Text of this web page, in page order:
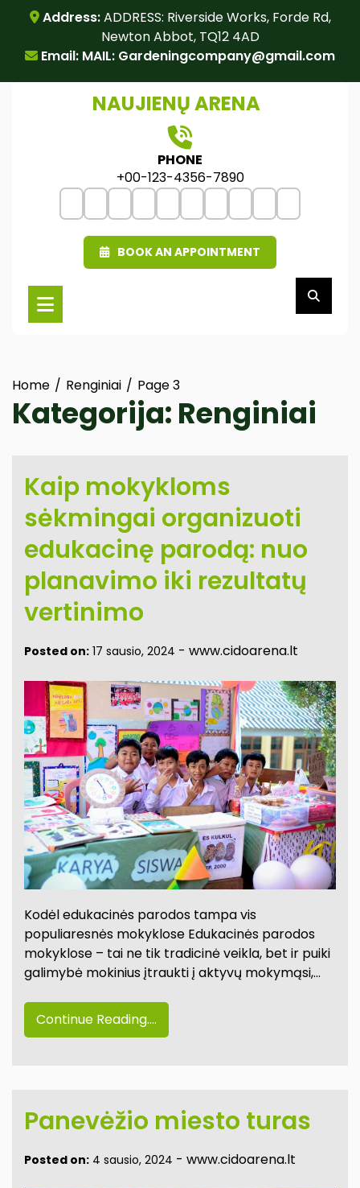
content
Address:ADDRESS: Riverside Works, Forde Rd,
Newton Abbot, TQ12 4AD
Email: MAIL: Gardeningcompany@gmail.com
NAUJIENŲ ARENA
PHONE
+00-123-4356-7890
BOOK AN APPOINTMENT
Home Renginiai Page 3
Kategorija: Renginiai
Kaip mokykloms
sėkmingai organizuoti
edukacinę parodą: nuo
planavimo iki rezultatų
vertinimo
Posted on: 17 sausio, 2024 - www.cidoarena.lt
Kodėl edukacinės parodos tampa vis
populiaresnės mokyklose Edukacinės parodos
mokyklose – tai ne tik tradicinė veikla, bet ir puiki
galimybė mokinius įtraukti į aktyvų mokymąsi,…
Continue Reading....
Panevėžio miesto turas
Posted on: 4 sausio, 2024 - www.cidoarena.lt